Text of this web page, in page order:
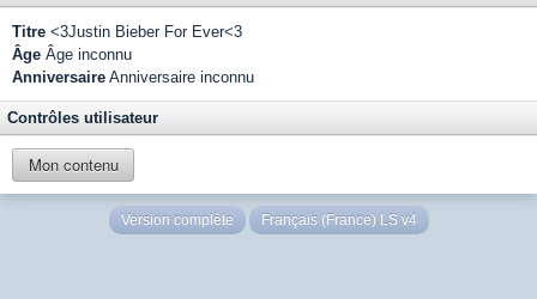
Titre <3Justin Bieber For Ever<3
Âge Âge inconnu
Anniversaire Anniversaire inconnu
Contrôles utilisateur
Mon contenu
Version complète Français (France) LS v4